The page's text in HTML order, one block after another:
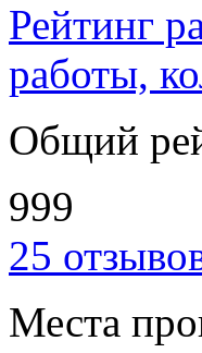
Рейтинг
работы,
Общий
999
25
Места